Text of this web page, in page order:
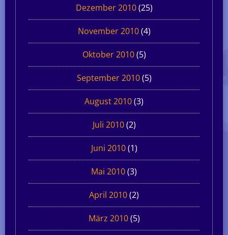
Dezember 2010(25)
November 2010(4)
Oktober 2010(5)
September 2010(5)
August 2010(3)
Juli 2010(2)
Juni 2010(1)
Mai 2010(3)
April 2010(2)
März 2010(5)